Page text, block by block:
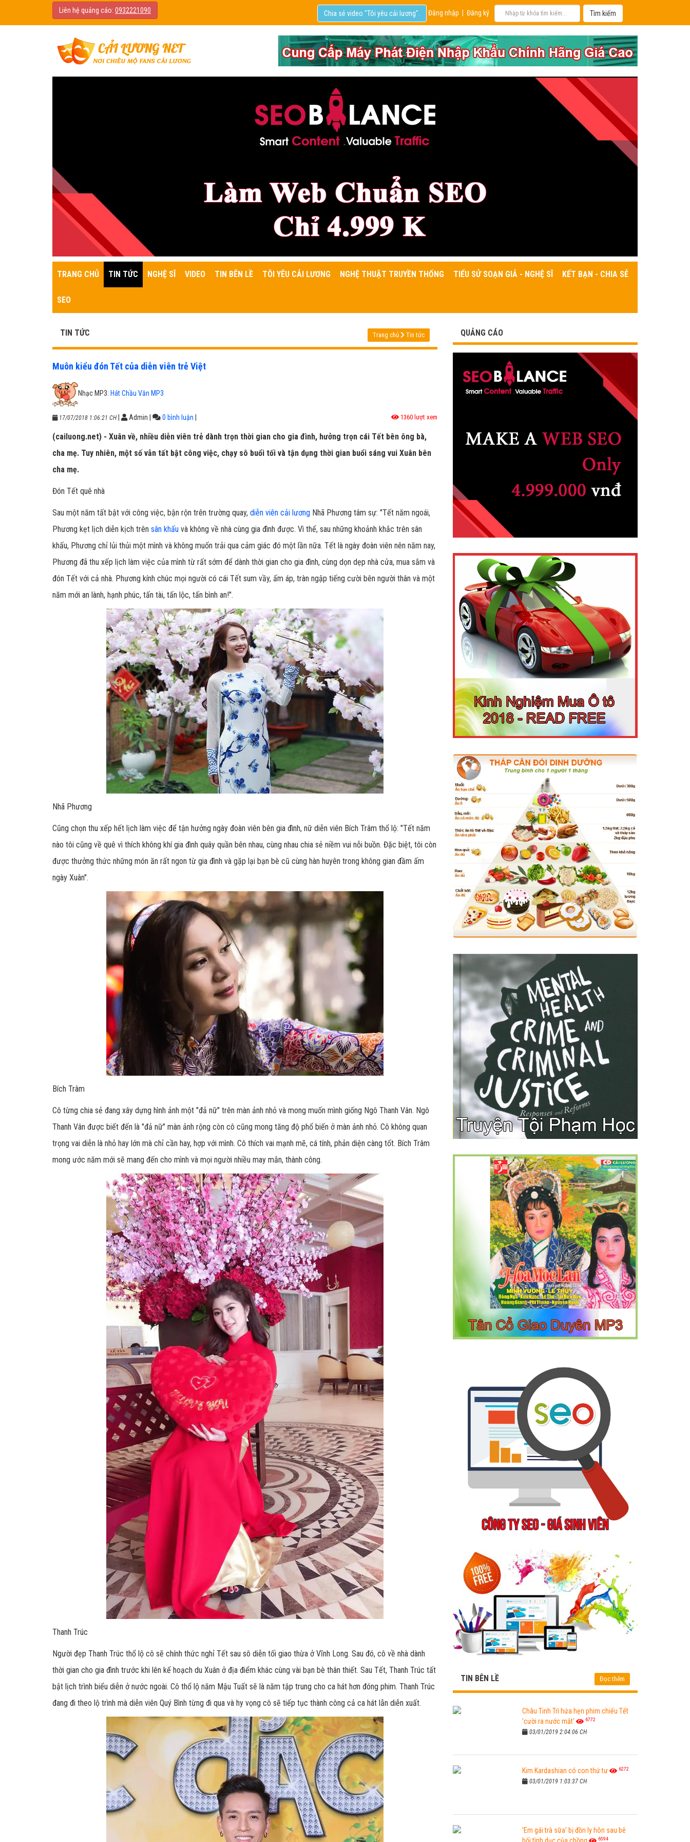
Liên hệ quảng cáo: 0932221090 Đăng nhập Đăng ký
Chia sẻ video "Tôi yêu cải lương".
TRANG CHỦ TIN TỨC NGHỆ SĨ VIDEO TIN BÊN LỀ TÔI YÊU CẢI LƯƠNG NGHỆ THUẬT TRUYỀN THỐNG TIỂU SỬ SOẠN GIẢ - NGHỆ SĨ KẾT BẠN - CHIA SẺ
SEO
TIN TỨC Trang chủ Tin tức
Muôn kiểu đón Tết của diễn viên trẻ Việt
Nhạc MP3: Hát Chầu Văn MP3
17/07/2018 1:06:21 CH Admin 0 bình luận 1360 lượt xem
(cailuong.net) - Xuân về, nhiều diễn viên trẻ dành trọn thời gian cho gia đình, hưởng trọn cái Tết bên ông bà,
cha mẹ. Tuy nhiên, một số vẫn tất bật công việc, chạy sô buổi tối và tận dụng thời gian buổi sáng vui Xuân bên
cha mẹ.
Đón Tết quê nhà
Sau một năm tất bật với công việc, bận rộn trên trường quay, diễn viên cải lương Nhã Phương tâm sự: "Tết năm ngoái,
Phương kẹt lịch diễn kịch trên sân khấu và không về nhà cùng gia đình được. Vì thế, sau những khoảnh khắc trên sân
khấu, Phương chỉ lủi thủi một mình và không muốn trải qua cảm giác đó một lần nữa. Tết là ngày đoàn viên nên năm nay,
Phương đã thu xếp lịch làm việc của mình từ rất sớm để dành thời gian cho gia đình, cùng dọn dẹp nhà cửa, mua sắm và
đón Tết với cả nhà. Phương kính chúc mọi người có cái Tết sum vầy, ấm áp, tràn ngập tiếng cười bên người thân và một
năm mới an lành, hạnh phúc, tấn tài, tấn lộc, tấn bình an!".
Nhã Phương
Cũng chọn thu xếp hết lịch làm việc để tận hưởng ngày đoàn viên bên gia đình, nữ diễn viên Bích Trâm thổ lộ: "Tết năm
nào tôi cũng về quê vì thích không khí gia đình quây quần bên nhau, cùng nhau chia sẻ niềm vui nỗi buồn. Đặc biệt, tôi còn
được thưởng thức những món ăn rất ngon từ gia đình và gặp lại bạn bè cũ cùng hàn huyên trong không gian đầm ấm
ngày Xuân".
Bích Trâm
Cô từng chia sẻ đang xây dựng hình ảnh một "đả nữ" trên màn ảnh nhỏ và mong muốn mình giống Ngô Thanh Vân. Ngô
Thanh Vân được biết đến là "đả nữ" màn ảnh rộng còn cô cũng mong tăng độ phổ biến ở màn ảnh nhỏ. Cô không quan
trọng vai diễn là nhỏ hay lớn mà chỉ cần hay, hợp với mình. Cô thích vai mạnh mẽ, cá tính, phản diện càng tốt. Bích Trâm
mong ước năm mới sẽ mang đến cho mình và mọi người nhiều may mắn, thành công.
Thanh Trúc
Người đẹp Thanh Trúc thổ lộ cô sẽ chính thức nghỉ Tết sau sô diễn tối giao thừa ở Vĩnh Long. Sau đó, cô về nhà dành
thời gian cho gia đình trước khi lên kế hoạch du Xuân ở địa điểm khác cùng vài bạn bè thân thiết. Sau Tết, Thanh Trúc tất
bật lịch trình biểu diễn ở nước ngoài. Cô thổ lộ năm Mậu Tuất sẽ là năm tập trung cho ca hát hơn đóng phim. Thanh Trúc
đang đi theo lộ trình mà diễn viên Quý Bình từng đi qua và hy vọng cô sẽ tiếp tục thành công cả ca hát lẫn diễn xuất.
QUẢNG CÁO
TIN BÊN LỀ Đọc thêm
Châu Tinh Trì hứa hẹn phim chiếu Tết
'cười ra nước mắt'
6772
03/01/2019 2:04:06 CH
Kim Kardashian có con thứ tư 6272
03/01/2019 1:03:37 CH
'Em gái trà sữa' bị đồn ly hôn sau bê
6594
Like Fanpage Để Ủng Hộ Chúng Tôi Duy Trì Website